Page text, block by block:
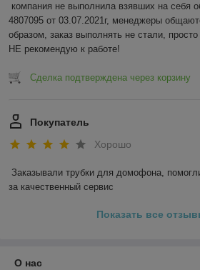
Монтаж
мастерами
Наши изделия
Не подводим клиентов
сроки изготовления
У нас огромный опыт
сфере
компания не выполнила взявших на себя
4807095 от 03.07.2021г, менеджеры
образом, заказ выполнять не стали,
НЕ рекомендую к работе!
Сделка подтверждена через корзину
Покупатель
Хорошо
Заказывали трубки для домофона,
за качественный сервис
Показать все
О нас